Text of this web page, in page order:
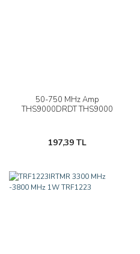
50-750 MHz Amp
THS9000DRDT THS9000
197,39 TL